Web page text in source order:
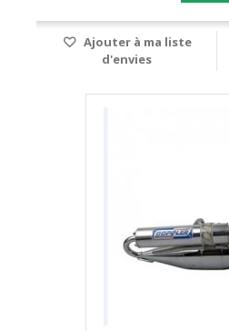
Ajouter à ma liste
d'envies